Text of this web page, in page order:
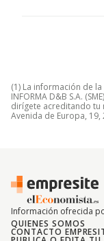
(1) La información de
INFORMA D&B S.A.
dirígete acreditando tu
Avenida de Europa, 19,
Información ofrecida
QUIENES SOMOS
CONTACTO